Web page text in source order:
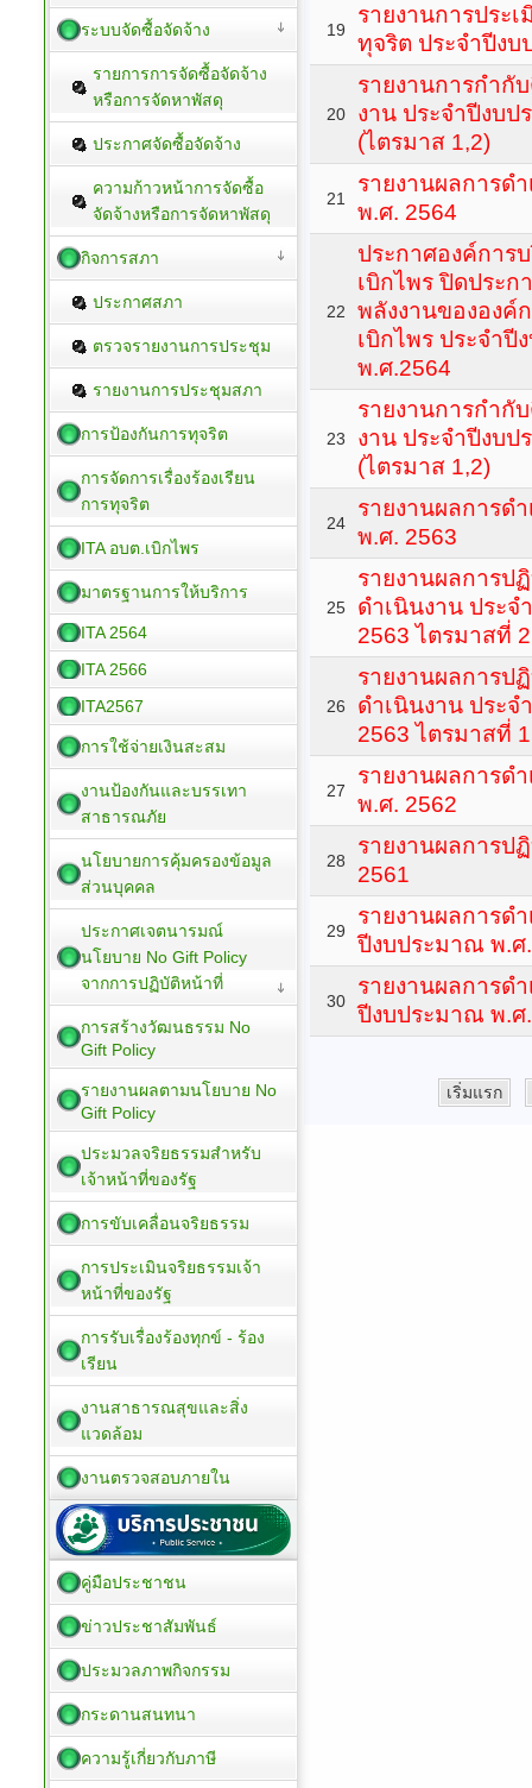
19
รายงานการประ
ทุจริต ประจำปีง
20
รายงานการกำกั
งาน ประจำปีงบ
(ไตรมาส 1,2)
21
รายงานผลการด
พ.ศ. 2564
22
ประกาศองค์การ
เบิกไพร ปิดประก
พลังงานขององค์
เบิกไพร ประจำปี
พ.ศ.2564
23
รายงานการกำกั
งาน ประจำปีงบ
(ไตรมาส 1,2)
24
รายงานผลการด
พ.ศ. 2563
25
รายงานผลการป
ดำเนินงาน ประ
2563 ไตรมาสที่ 2
26
รายงานผลการป
ดำเนินงาน ประ
2563 ไตรมาสที่ 1
27
รายงานผลการด
พ.ศ. 2562
28
รายงานผลการป
2561
29
รายงานผลการด
ปีงบประมาณ พ.ศ
30
รายงานผลการด
ปีงบประมาณ พ.ศ
เริ่มแรก
ระบบจัดซื้อจัดจ้าง
รายการการจัดซื้อจัดจ้าง
หรือการจัดหาพัสดุ
ประกาศจัดซื้อจัดจ้าง
ความก้าวหน้าการจัดซื้อ
จัดจ้างหรือการจัดหาพัสดุ
กิจการสภา
ประกาศสภา
ตรวจรายงานการประชุม
รายงานการประชุมสภา
การป้องกันการทุจริต
การจัดการเรื่องร้องเรียน
การทุจริต
ITA อบต.เบิกไพร
มาตรฐานการให้บริการ
ITA 2564
ITA 2566
ITA2567
การใช้จ่ายเงินสะสม
งานป้องกันและบรรเทา
สาธารณภัย
นโยบายการคุ้มครองข้อมูล
ส่วนบุคคล
ประกาศเจตนารมณ์
นโยบาย No Gift Policy
จากการปฏิบัติหน้าที่
การสร้างวัฒนธรรม No
Gift Policy
รายงานผลตามนโยบาย No
Gift Policy
ประมวลจริยธรรมสำหรับ
เจ้าหน้าที่ของรัฐ
การขับเคลื่อนจริยธรรม
การประเมินจริยธรรมเจ้า
หน้าที่ของรัฐ
การรับเรื่องร้องทุกข์ - ร้อง
เรียน
งานสาธารณสุขและสิ่ง
แวดล้อม
งานตรวจสอบภายใน
คู่มือประชาชน
ข่าวประชาสัมพันธ์
ประมวลภาพกิจกรรม
กระดานสนทนา
ความรู้เกี่ยวกับภาษี